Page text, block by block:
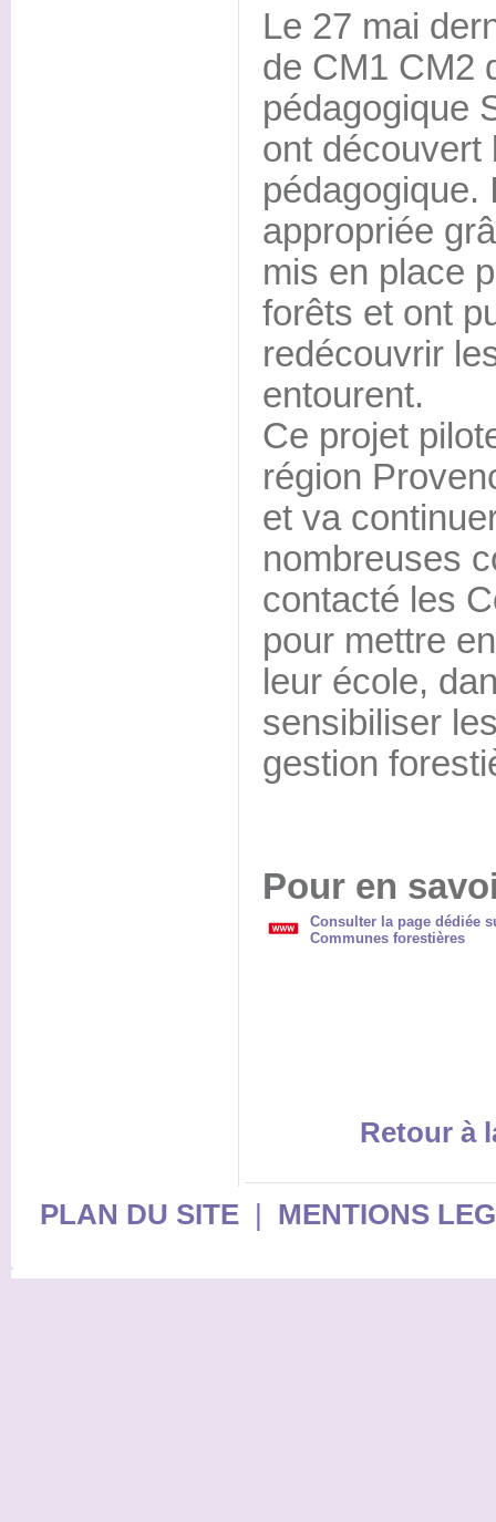
Le 27 mai
de CM1 CM2
pédagogique
ont découvert
pédagogique.
appropriée
mis en place
forêts et ont
redécouvrir
entourent.
Ce projet
région
et va
nombreuses
contacté les
pour mettre
leur école,
sensibiliser
gestion
Pour en
Consulter la page dédiée
Communes forestières
Retour à
PLAN DU SITE| MENTIONS